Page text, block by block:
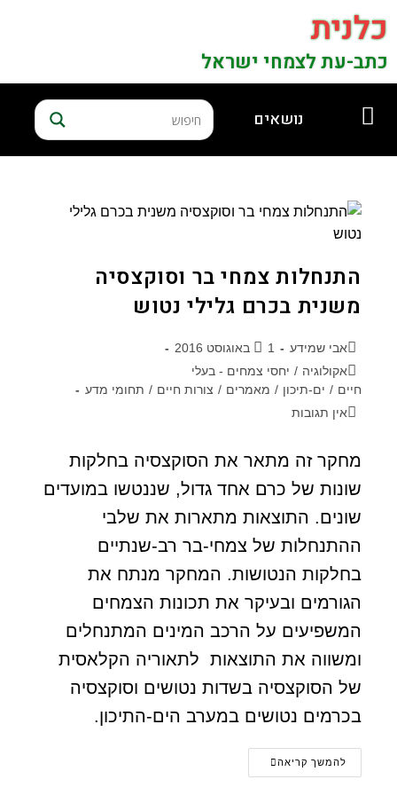
כלנית
כתב-עת לצמחי ישראל
נושאים
התנחלות צמחי בר וסוקצסיה
משנית בכרם גלילי נטוש
אבי שמידע
1 באוגוסט 2016
אקולוגיה / יחסי צמחים - בעלי
חיים / ים-תיכון / מאמרים / צורות חיים / תחומי מדע
אין תגובות
מחקר זה מתאר את הסוקצסיה בחלקות
שונות של כרם אחד גדול, שננטשו במועדים
שונים. התוצאות מתארות את שלבי
ההתנחלות של צמחי-בר רב-שנתיים
בחלקות הנטושות. המחקר מנתח את
הגורמים ובעיקר את תכונות הצמחים
המשפיעים על הרכב המינים המתנחלים
ומשווה את התוצאות לתאוריה הקלאסית
של הסוקצסיה בשדות נטושים וסוקצסיה
בכרמים נטושים במערב הים-התיכון.
להמשך קריאה